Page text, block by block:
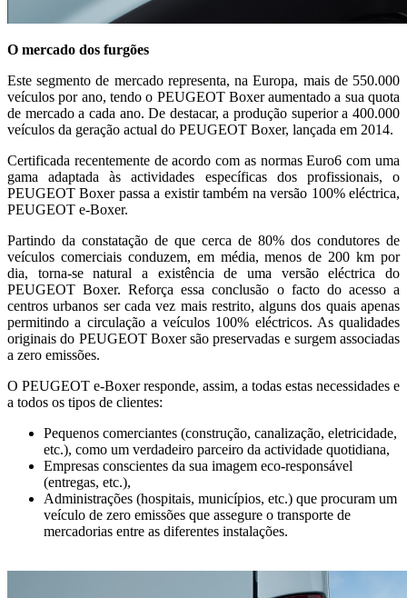
O mercado dos furgões
Este segmento de mercado representa, na Europa, mais de 550.000
veículos por ano, tendo o PEUGEOT Boxer aumentado a sua quota
de mercado a cada ano. De destacar, a produção superior a 400.000
veículos da geração actual do PEUGEOT Boxer, lançada em 2014.
Certificada recentemente de acordo com as normas Euro6 com uma
gama adaptada às actividades específicas dos profissionais, o
PEUGEOT Boxer passa a existir também na versão 100% eléctrica,
PEUGEOT e-Boxer.
Partindo da constatação de que cerca de 80% dos condutores de
veículos comerciais conduzem, em média, menos de 200 km por
dia, torna-se natural a existência de uma versão eléctrica do
PEUGEOT Boxer. Reforça essa conclusão o facto do acesso a
centros urbanos ser cada vez mais restrito, alguns dos quais apenas
permitindo a circulação a veículos 100% eléctricos. As qualidades
originais do PEUGEOT Boxer são preservadas e surgem associadas
a zero emissões.
O PEUGEOT e-Boxer responde, assim, a todas estas necessidades e
a todos os tipos de clientes:
Pequenos comerciantes (construção, canalização, eletricidade,
etc.), como um verdadeiro parceiro da actividade quotidiana,
Empresas conscientes da sua imagem eco-responsável
(entregas, etc.),
Administrações (hospitais, municípios, etc.) que procuram um
veículo de zero emissões que assegure o transporte de
mercadorias entre as diferentes instalações.